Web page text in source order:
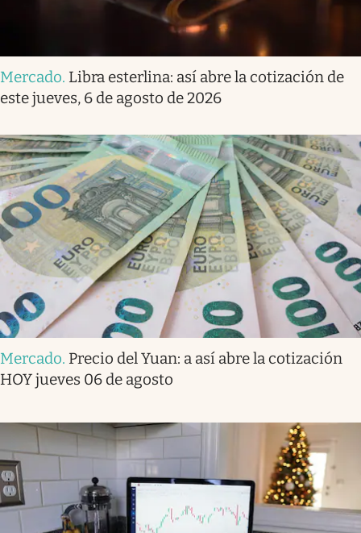
Mercado. Libra esterlina: así abre la cotización de
este jueves, 6 de agosto de 2026
Mercado. Precio del Yuan: a así abre la cotización
HOY jueves 06 de agosto